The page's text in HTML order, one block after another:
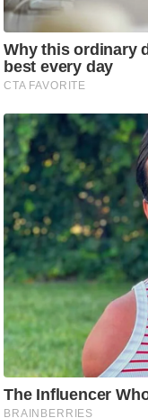
म
नो
रं
ज
न
ज
ग
त
बॉ
ली
वु
ड
हॉ
ली
वु
ड
फि